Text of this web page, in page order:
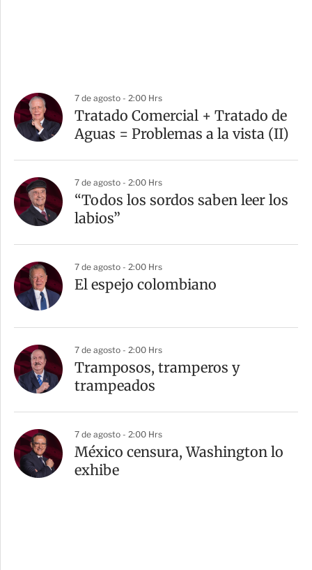
7 de agosto - 2:00 Hrs
Tratado Comercial + Tratado de
Aguas = Problemas a la vista (II)
7 de agosto - 2:00 Hrs
“Todos los sordos saben leer los
labios”
7 de agosto - 2:00 Hrs
El espejo colombiano
7 de agosto - 2:00 Hrs
Tramposos, tramperos y
trampeados
7 de agosto - 2:00 Hrs
México censura, Washington lo
exhibe